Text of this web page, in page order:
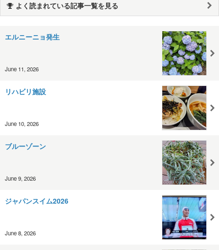
よく読まれている記事一覧を見る
エルニーニョ発生
June 11, 2026
リハビリ施設
June 10, 2026
ブルーゾーン
June 9, 2026
ジャパンスイム2026
June 8, 2026